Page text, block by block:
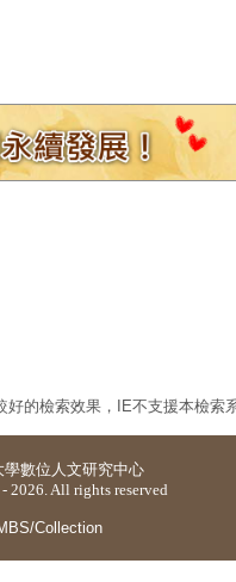
的檢索效果，IE不支援本檢索系
學數位人文研究中心
All rights reserved
Collection